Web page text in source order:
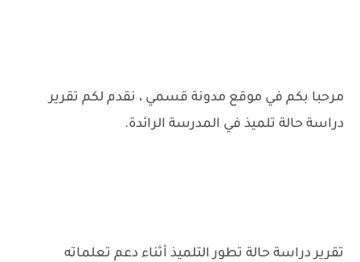
مرحبا بكم في موقع مدونة قسمي ، نقدم لكم تقرير
دراسة حالة تلميذ في المدرسة الرائدة.
تقرير دراسة حالة تطور التلميذ أثناء دعم تعلماته